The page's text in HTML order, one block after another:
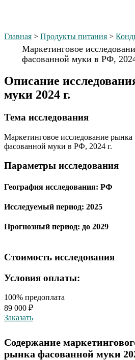
Главная > Продукты питания >
Маркетинговое
фасованной муки в РФ,
Описание
муки 2024 г.
Тема иcследования
Маркетинговое исследование рынка
фасованной муки в РФ, 2024 г.
Параметры исследования
География исследования: РФ
Исследуемый период: 2025
Прогнозный период: до 2029
Стоимость исследования
Условия оплаты:
100% предоплата
89 000 ₽
Заказать
Содержание
рынка фасованной муки